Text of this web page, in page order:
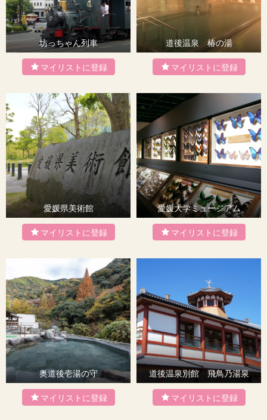
坊っちゃん列車 道後温泉 椿の湯
愛媛県美術館 愛媛大学ミュージアム
奥道後壱湯の守 道後温泉別館 飛鳥乃湯泉